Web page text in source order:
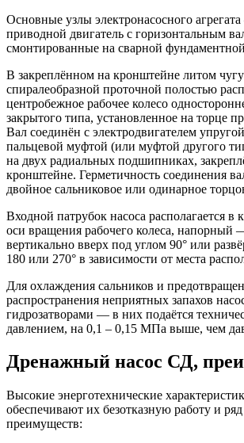
Основные узлы электронасосного
приводной двигатель с горизонтальным
смонтированные на сварной
В закреплённом на кронштейне литом
спиралеобразной проточной полостью
центробежное рабочее колесо
закрытого типа, установленное на торце
Вал соединён с электродвигателем
пальцевой муфтой (или муфтой другого
на двух радиальных подшипниках,
кронштейне. Герметичность соединения
двойное сальниковое или одинарное
Входной патрубок насоса располагается в
оси вращения рабочего колеса, напорный
вертикально вверх под углом 90° или
180 или 270° в зависимости от места
Для охлаждения сальников и
распространения неприятных запахов
гидрозатворами — в них подаётся
давлением, на 0,1 – 0,15 МПа выше, чем
Дренажный насос СД,
Высокие энерготехнические
обеспечивают их безотказную работу и
преимуществ: